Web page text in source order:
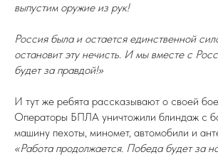
выпустим оружие из рук!
Россия была и остается единственной
остановит эту нечисть. И мы вместе с
будет за правдой!»
И тут же ребята рассказывают о своей
Операторы БПЛА уничтожили блиндаж с
машину пехоты, миномет, автомобили и
«Работа продолжается. Победа будет за